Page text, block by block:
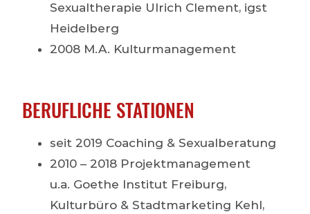
Sexualtherapie Ulrich Clement, igst
Heidelberg
2008 M.A. Kulturmanagement
BERUFLICHE STATIONEN
seit 2019 Coaching & Sexualberatung
2010 – 2018 Projektmanagement
u.a. Goethe Institut Freiburg,
Kulturbüro & Stadtmarketing Kehl,